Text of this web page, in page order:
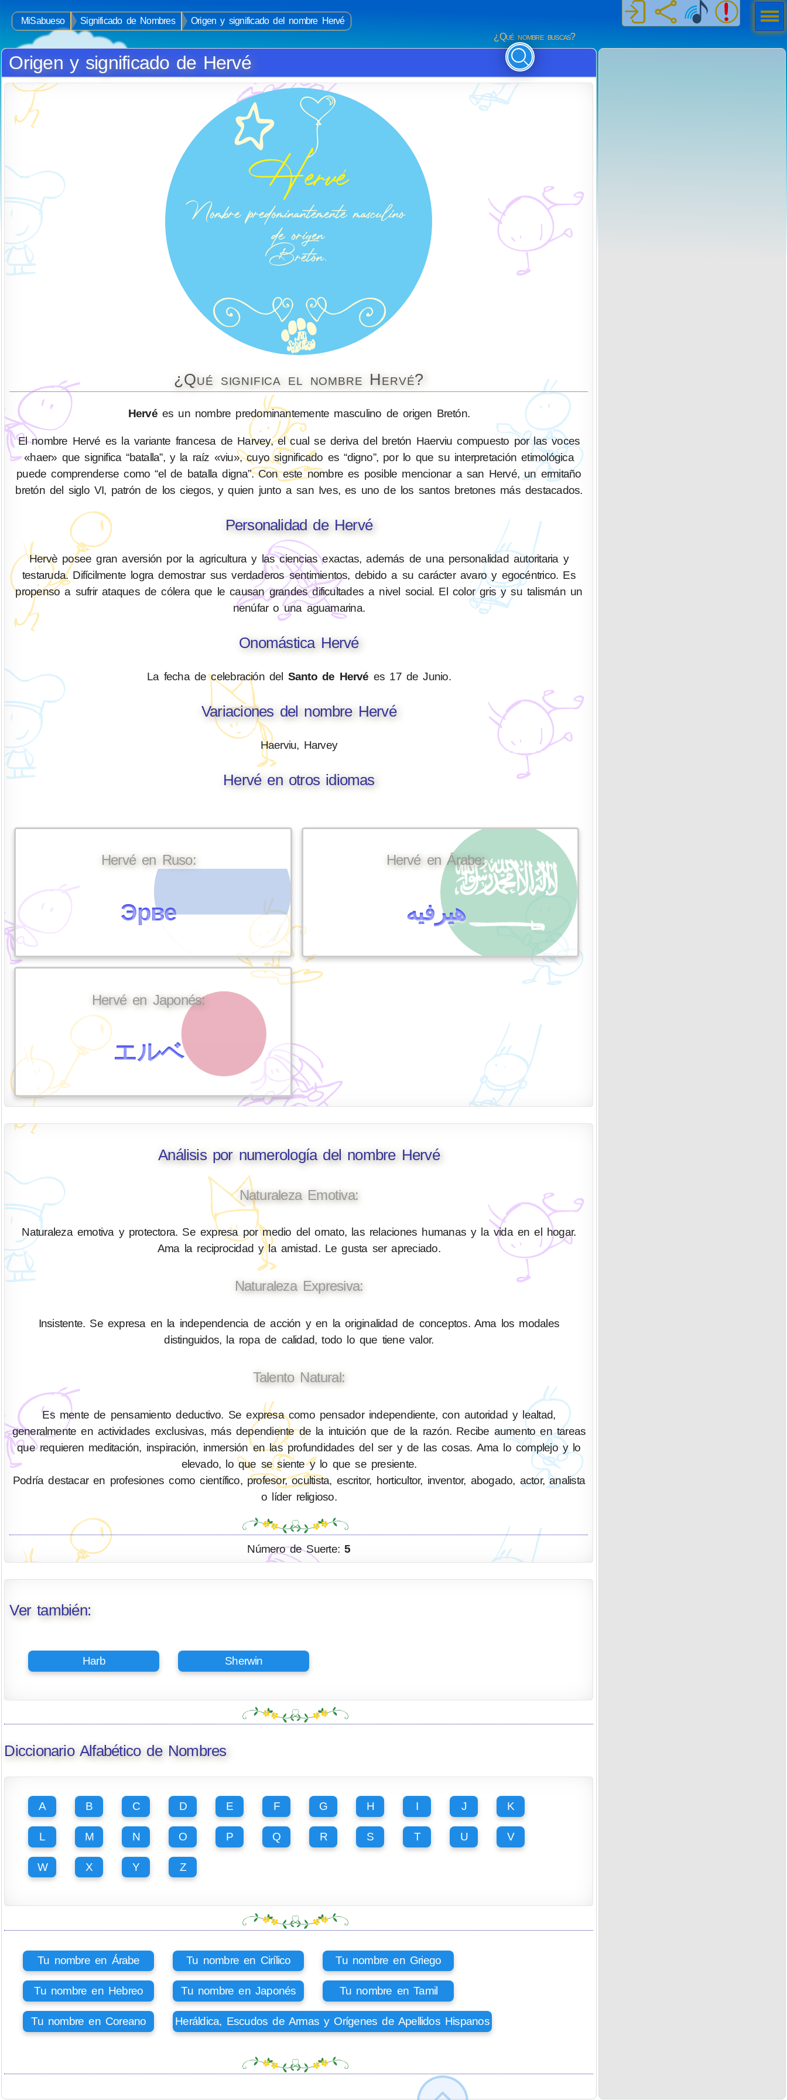
MiSabueso Significado de Nombres
Origen y significado del nombre Hervé
¿Qué nombre buscas?
Origen y significado de Hervé
¿Qué significa el nombre Hervé?
Hervées un nombre predominantemente masculino de origen Bretón.
El nombre Hervé es la variante francesa de Harvey, el cual se deriva del bretón Haerviu compuesto por las voces
«haer» que significa “batalla”, y la raíz «viu», cuyo significado es “digno”, por lo que su interpretación etimológica
puede comprenderse como “el de batalla digna”. Con este nombre es posible mencionar a san Hervé, un ermitaño
bretón del siglo VI, patrón de los ciegos, y quien junto a san Ives, es uno de los santos bretones más destacados.
Personalidad de Hervé
Hervè posee gran aversión por la agricultura y las ciencias exactas, además de una personalidad autoritaria y
testaruda. Difícilmente logra demostrar sus verdaderos sentimientos, debido a su carácter avaro y egocéntrico. Es
propenso a sufrir ataques de cólera que le causan grandes dificultades a nivel social. El color gris y su talismán un
nenúfar o una aguamarina.
Onomástica Hervé
La fecha de celebración del Santo de Hervé es 17 de Junio.
Variaciones del nombre Hervé
Haerviu, Harvey
Hervé en otros idiomas
Hervé en Ruso:
Эрве
Hervé en Árabe:
هيرفيه
Hervé en Japonés:
エルベ
Análisis por numerología del nombre Hervé
Naturaleza Emotiva:
Naturaleza emotiva y protectora. Se expresa por medio del ornato, las relaciones humanas y la vida en el hogar.
Ama la reciprocidad y la amistad. Le gusta ser apreciado.
Naturaleza Expresiva:
Insistente. Se expresa en la independencia de acción y en la originalidad de conceptos. Ama los modales
distinguidos, la ropa de calidad, todo lo que tiene valor.
Talento Natural:
Es mente de pensamiento deductivo. Se expresa como pensador independiente, con autoridad y lealtad,
generalmente en actividades exclusivas, más dependiente de la intuición que de la razón. Recibe aumento en tareas
que requieren meditación, inspiración, inmersión en las profundidades del ser y de las cosas. Ama lo complejo y lo
elevado, lo que se siente y lo que se presiente.
Podría destacar en profesiones como científico, profesor, ocultista, escritor, horticultor, inventor, abogado, actor, analista
o líder religioso.
Número de Suerte:5
Ver también:
Harb Sherwin
Diccionario Alfabético de Nombres
A B C D E F G H I J K
L M N O P Q R S T U V
W X Y Z
Tu nombre en Árabe Tu nombre en Cirílico Tu nombre en Griego
Tu nombre en Hebreo Tu nombre en Japonés Tu nombre en Tamil
Tu nombre en Coreano Heráldica, Escudos de Armas y Orígenes de Apellidos Hispanos
Men
ú